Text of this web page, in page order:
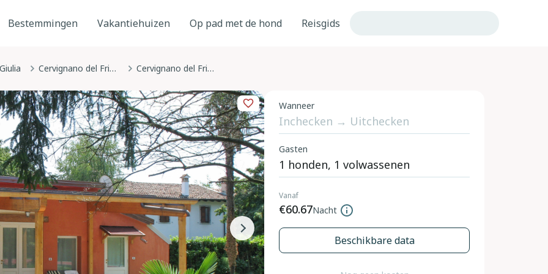
Bestemmingen Vakantiehuizen Op pad met de hond Reisgids
Cervignano del Friuli / Çarvignan Cervignano del Friuli / Çarvignan, Friuli-Venezia Giulia
Wanneer
Gasten
Vanaf
€60.67Nacht
Beschikbare data